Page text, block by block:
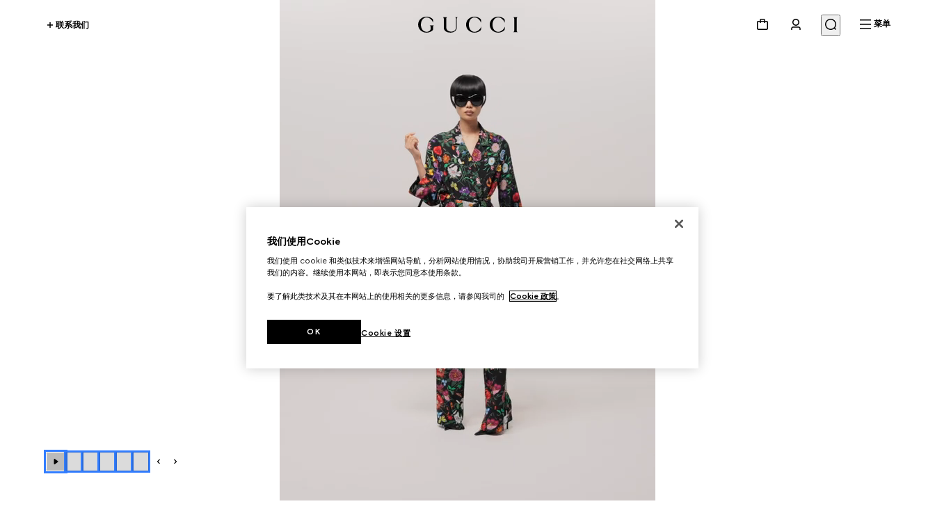
联系我们 菜单
我们使用Cookie
我们使用 cookie 和类似技术来增强网站导航，分析网站使用情况，协助我司开展营销工作，并允许您在社交网络上共享
我们的内容。继续使用本网站，即表示您同意本使用条款。
要了解此类技术及其在本网站上的使用相关的更多信息，请参阅我司的 Cookie 政策。
Cookie 设置
OK